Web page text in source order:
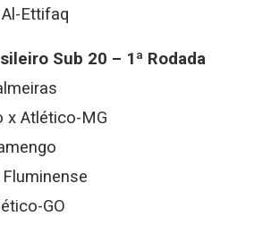
Ettifaq
Sub 20 – 1ª Rodada
x Atlético-MG
GO